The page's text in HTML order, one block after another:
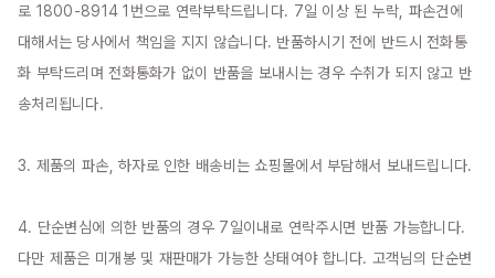
로 1800-8914 1번으로 연락부탁드립니다. 7일 이상 된 누락, 파손건에
대해서는 당사에서 책임을 지지 않습니다. 반품하시기 전에 반드시 전화통
화 부탁드리며 전화통화가 없이 반품을 보내시는 경우 수취가 되지 않고 반
송처리됩니다.
3. 제품의 파손, 하자로 인한 배송비는 쇼핑몰에서 부담해서 보내드립니다.
4. 단순변심에 의한 반품의 경우 7일이내로 연락주시면 반품 가능합니다.
다만 제품은 미개봉 및 재판매가 가능한 상태여야 합니다. 고객님의 단순변